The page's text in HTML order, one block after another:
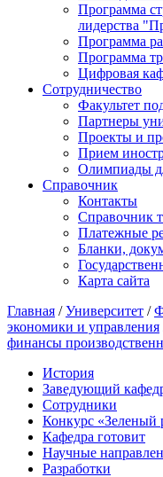
Программа
лидерства
Программа
Программа
Цифровая
Сотрудничество
Факультет
Партнеры
Проекты и
Прием
Олимпиады
Справочник
Контакты
Справочник
Платежные
Бланки,
Карта сайта
Главная /Университет /
экономики и управления
финансы
История
Заведующий
Сотрудники
Конкурс «Зеленый
Кафедра готовит
Научные
Разработки